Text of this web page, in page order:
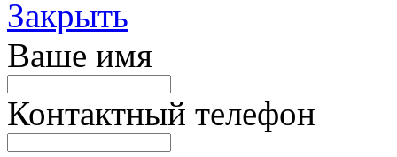
Ваше имя
Контактный телефон